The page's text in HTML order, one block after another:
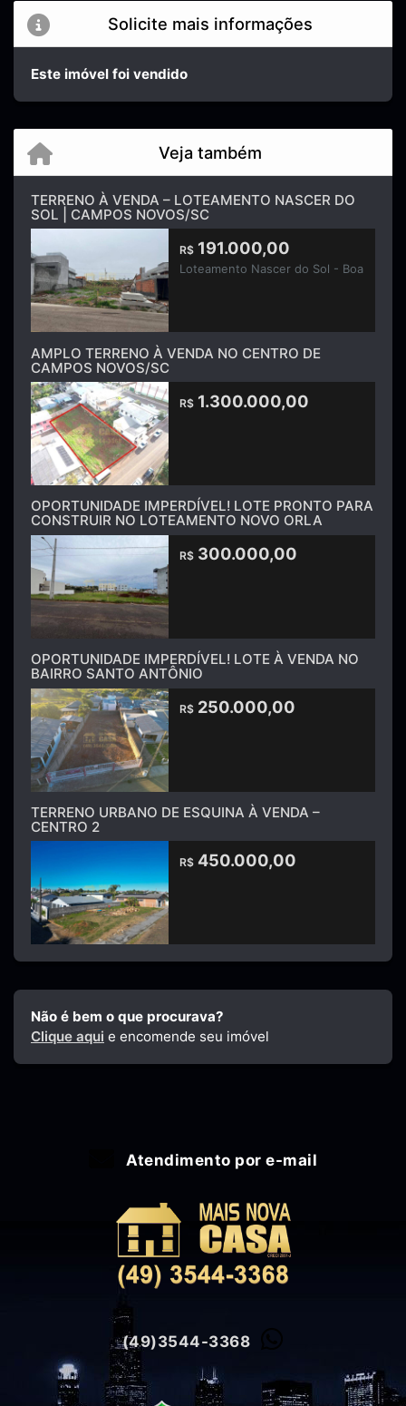
Solicite mais informações
Este imóvel foi vendido
Veja também
TERRENO À VENDA – LOTEAMENTO NASCER DO
SOL | CAMPOS NOVOS/SC
R$ 191.000,00
Loteamento Nascer do Sol - Boa
AMPLO TERRENO À VENDA NO CENTRO DE
CAMPOS NOVOS/SC
R$ 1.300.000,00
OPORTUNIDADE IMPERDÍVEL! LOTE PRONTO PARA
CONSTRUIR NO LOTEAMENTO NOVO ORLA
R$ 300.000,00
OPORTUNIDADE IMPERDÍVEL! LOTE À VENDA NO
BAIRRO SANTO ANTÔNIO
R$ 250.000,00
TERRENO URBANO DE ESQUINA À VENDA –
CENTRO 2
R$ 450.000,00
Não é bem o que procurava?
Clique aqui e encomende seu imóvel
Atendimento por e-mail
(49)3544-3368